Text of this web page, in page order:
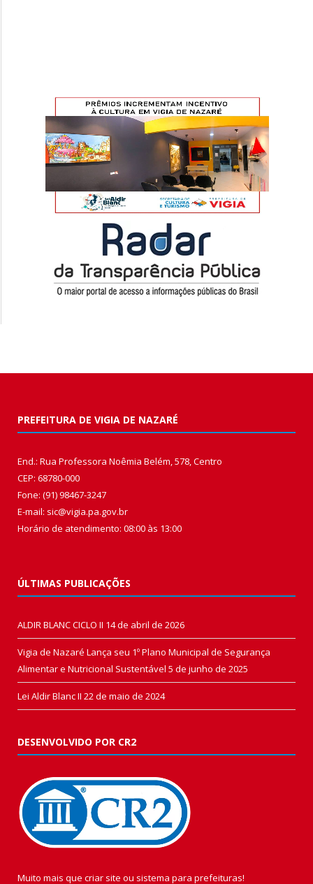
PREFEITURA DE VIGIA DE NAZARÉ
End.: Rua Professora Noêmia Belém, 578, Centro
CEP: 68780-000
Fone: (91) 98467-3247
E-mail: sic@vigia.pa.gov.br
Horário de atendimento: 08:00 às 13:00
ÚLTIMAS PUBLICAÇÕES
ALDIR BLANC CICLO II 14 de abril de 2026
Vigia de Nazaré Lança seu 1º Plano Municipal de Segurança
Alimentar e Nutricional Sustentável 5 de junho de 2025
Lei Aldir Blanc II 22 de maio de 2024
DESENVOLVIDO POR CR2
Muito mais que criar site ou sistema para prefeituras!